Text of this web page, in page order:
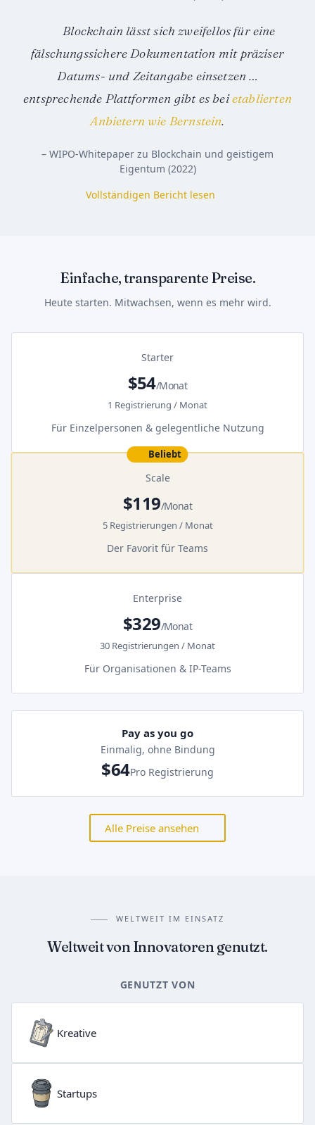
Blockchain lässt sich zweifellos für eine
fälschungssichere Dokumentation mit präziser
Datums- und Zeitangabe einsetzen …
entsprechende Plattformen gibt es beietablierten
Anbietern wie Bernstein.
– WIPO-Whitepaper zu Blockchain und geistigem
Eigentum (2022)
Vollständigen Bericht lesen
Einfache, transparente Preise.
Heute starten. Mitwachsen, wenn es mehr wird.
Starter
$54/Monat
1 Registrierung / Monat
Für Einzelpersonen & gelegentliche Nutzung
Beliebt
Scale
$119/Monat
5 Registrierungen / Monat
Der Favorit für Teams
Enterprise
$329/Monat
30 Registrierungen / Monat
Für Organisationen & IP-Teams
Pay as you go
Einmalig, ohne Bindung
$64Pro Registrierung
Alle Preise ansehen
WELTWEIT IM EINSATZ
Weltweit von Innovatoren genutzt.
GENUTZT VON
Kreative
Startups